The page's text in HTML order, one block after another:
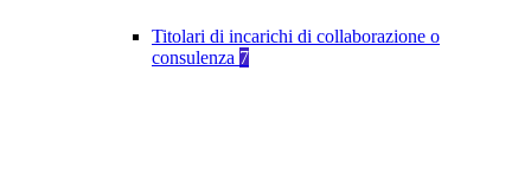
Titolari di incarichi di collaborazione o
consulenza 7